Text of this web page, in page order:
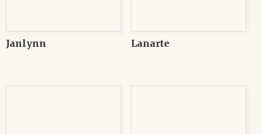
Janlynn Lanarte